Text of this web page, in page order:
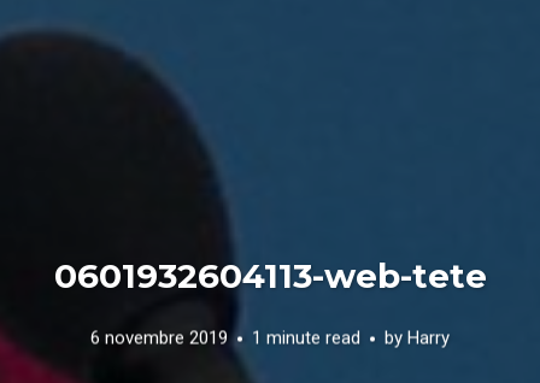
0601932604113-web-tete
6 novembre 2019 1 minute read by Harry